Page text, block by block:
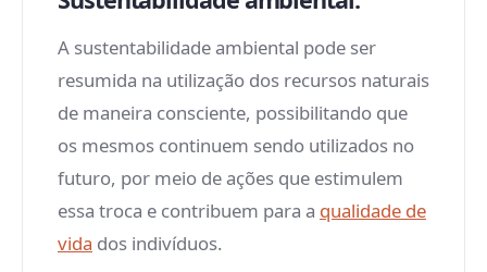
A sustentabilidade ambiental pode ser
resumida na utilização dos recursos naturais
de maneira consciente, possibilitando que
os mesmos continuem sendo utilizados no
futuro, por meio de ações que estimulem
essa troca e contribuem para a qualidade de
vida dos indivíduos.